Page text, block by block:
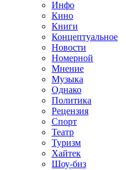
Инфо
Кино
Книги
Концептуальное
Новости
Номерной
Мнение
Музыка
Однако
Политика
Рецензия
Спорт
Театр
Туризм
Хайтек
Шоу-биз